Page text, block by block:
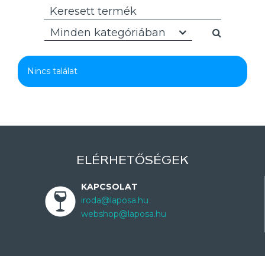
Minden kategóriában
Nincs találat
ELÉRHETŐSÉGEK
KAPCSOLAT
iroda@laposa.hu
webshop@laposa.hu